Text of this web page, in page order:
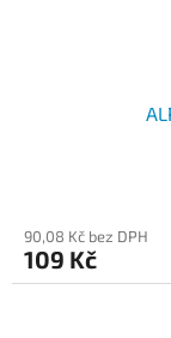
90,08 Kč bez DPH
109 Kč